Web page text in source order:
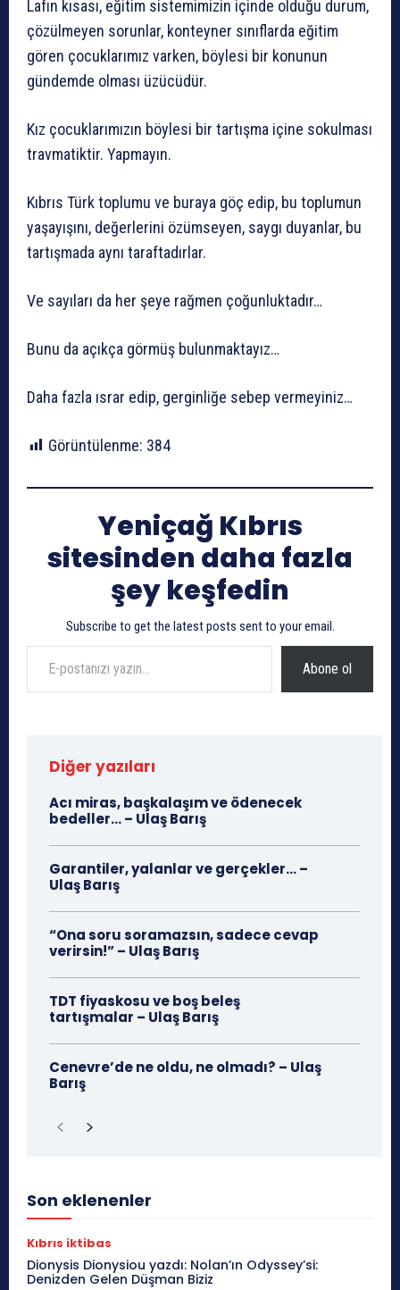
Lafın kısası, eğitim sistemimizin içinde olduğu durum,
çözülmeyen sorunlar, konteyner sınıflarda eğitim
gören çocuklarımız varken, böylesi bir konunun
gündemde olması üzücüdür.
Kız çocuklarımızın böylesi bir tartışma içine sokulması
travmatiktir. Yapmayın.
Kıbrıs Türk toplumu ve buraya göç edip, bu toplumun
yaşayışını, değerlerini özümseyen, saygı duyanlar, bu
tartışmada aynı taraftadırlar.
Ve sayıları da her şeye rağmen çoğunluktadır…
Bunu da açıkça görmüş bulunmaktayız…
Daha fazla ısrar edip, gerginliğe sebep vermeyiniz…
Görüntülenme: 384
Yeniçağ Kıbrıs
sitesinden daha fazla
şey keşfedin
Subscribe to get the latest posts sent to your email.
E-postanızı yazın…
Abone ol
Diğer yazıları
Acı miras, başkalaşım ve ödenecek
bedeller… – Ulaş Barış
Garantiler, yalanlar ve gerçekler… –
Ulaş Barış
“Ona soru soramazsın, sadece cevap
verirsin!” – Ulaş Barış
TDT fiyaskosu ve boş beleş
tartışmalar – Ulaş Barış
Cenevre’de ne oldu, ne olmadı? – Ulaş
Barış
Son eklenenler
Kıbrıs iktibas
Dionysis Dionysiou yazdı: Nolan’ın Odyssey’si:
Denizden Gelen Düşman Biziz